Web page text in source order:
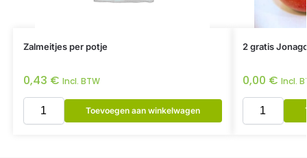
Zalmeitjes per potje
0,43 € Incl. BTW
Toevoegen aan winkelwagen
2 gratis
0,00 € Incl.